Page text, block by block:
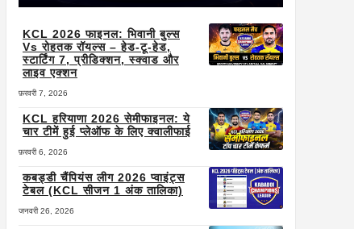
KCL 2026 फाइनल: भिवानी बुल्स
Vs रोहतक रॉयल्स – हेड-टू-हेड,
स्टार्टिंग 7, प्रीडिक्शन, स्क्वाड और
लाइव एक्शन
फ़रवरी 7, 2026
KCL हरियाणा 2026 सेमीफाइनल: ये
चार टीमें हुई प्लेऑफ के लिए क्वालीफाई
फ़रवरी 6, 2026
कबड्डी चैंपियंस लीग 2026 प्वाइंट्स
टेबल (KCL सीजन 1 अंक तालिका)
जनवरी 26, 2026